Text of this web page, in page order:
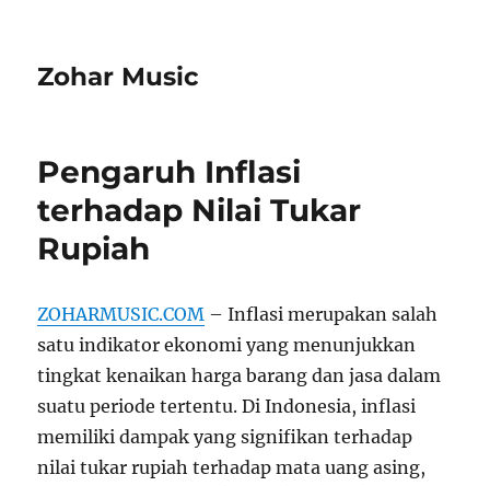
Zohar Music
Pengaruh Inflasi
terhadap Nilai Tukar
Rupiah
ZOHARMUSIC.COM – Inflasi merupakan salah
satu indikator ekonomi yang menunjukkan
tingkat kenaikan harga barang dan jasa dalam
suatu periode tertentu. Di Indonesia, inflasi
memiliki dampak yang signifikan terhadap
nilai tukar rupiah terhadap mata uang asing,